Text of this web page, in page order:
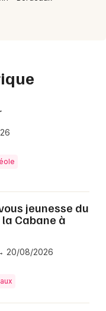
jeunesse du
Cabane à
20/08/2026